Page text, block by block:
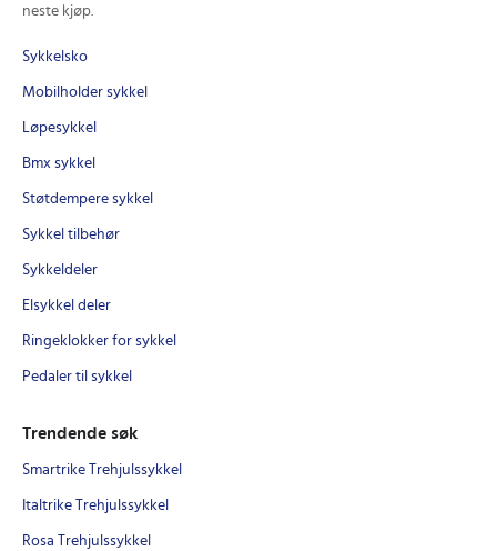
neste kjøp.
Sykkelsko
Mobilholder sykkel
Løpesykkel
Bmx sykkel
Støtdempere sykkel
Sykkel tilbehør
Sykkeldeler
Elsykkel deler
Ringeklokker for sykkel
Pedaler til sykkel
Trendende søk
Smartrike Trehjulssykkel
Italtrike Trehjulssykkel
Rosa Trehjulssykkel